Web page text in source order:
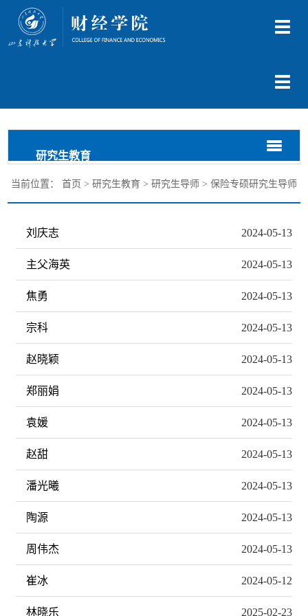
切
切
导
研究生教育
切
换
航
切
换
航
当前位置： 首页 > 研究生教育 > 研究生导师 > 保险专硕研究生导师
刘庆志 2024-05-13
主父海英 2024-05-13
焦勇 2024-05-13
宗科 2024-05-13
赵晓颖 2024-05-13
郑丽娟 2024-05-13
袁媛 2024-05-13
赵甜 2024-05-13
潘光曦 2024-05-13
陶源 2024-05-13
周伟杰 2024-05-13
崔冰 2024-05-12
林晓乐 2025-02-23